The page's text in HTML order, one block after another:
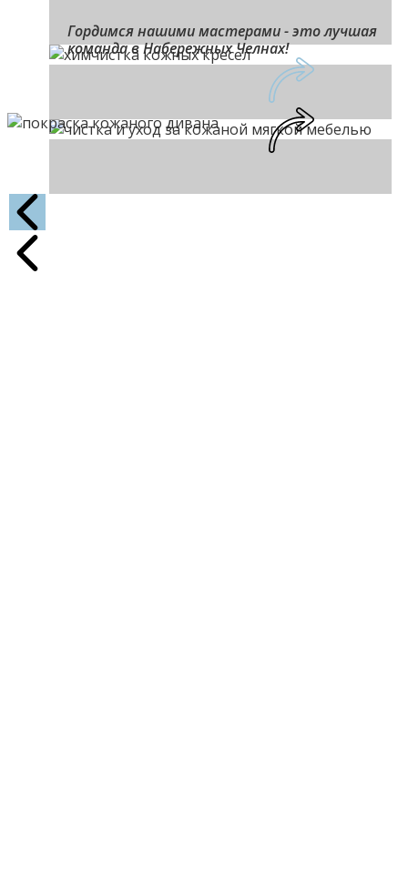
Гордимся нашими мастерами - это лучшая
команда в Набережных Челнах!